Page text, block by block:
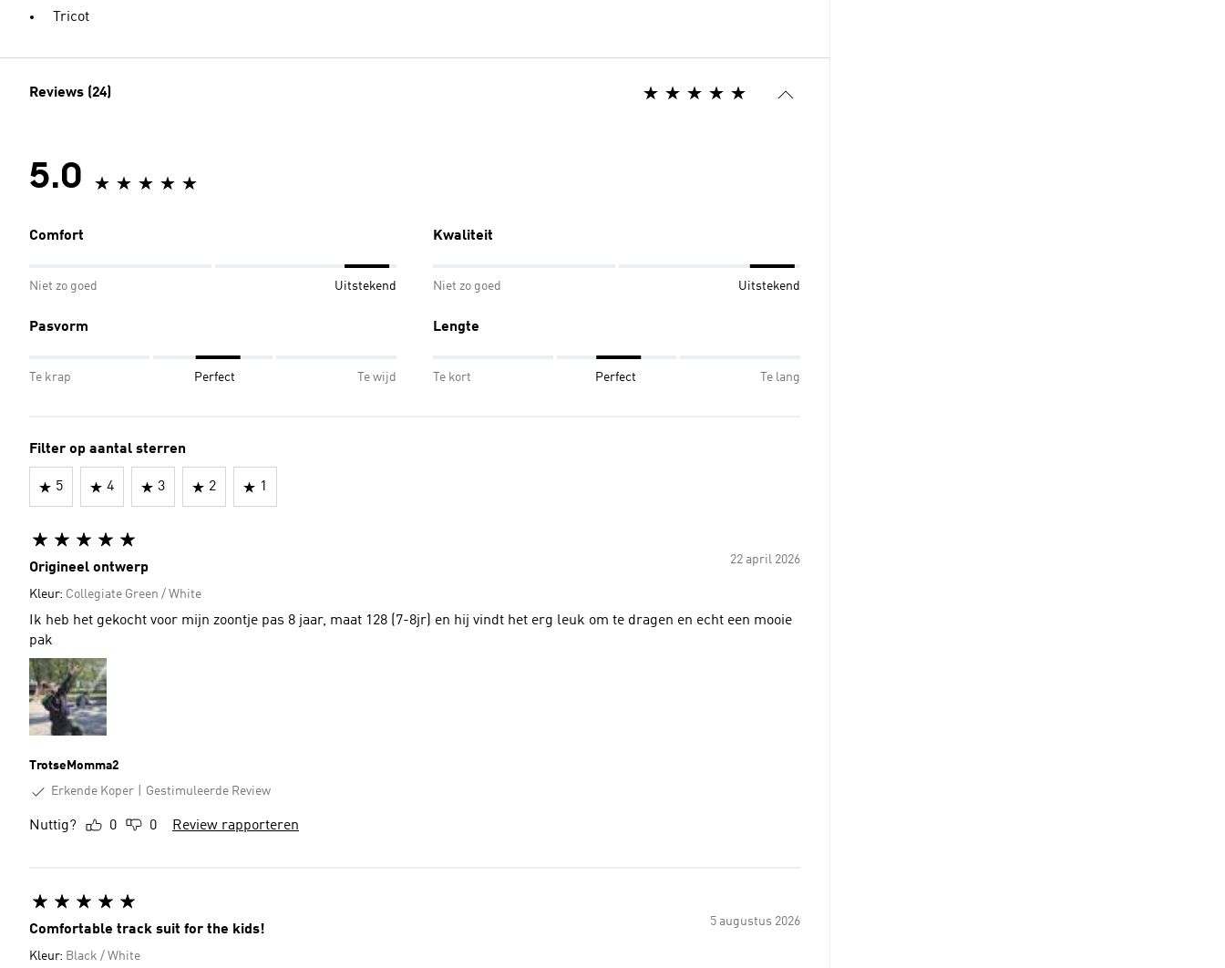
Tricot
Reviews (24)
5.0
Comfort
Niet zo goed Uitstekend
Kwaliteit
Niet zo goed Uitstekend
Pasvorm
Te krap Perfect Te wijd
Lengte
Te kort Perfect Te lang
Filter op aantal sterren
5 4 3 2 1
22 april 2026
Origineel ontwerp
Kleur: Collegiate Green / White
Ik heb het gekocht voor mijn zoontje pas 8 jaar, maat 128 (7-8jr) en hij vindt het erg leuk om te dragen en echt een mooie
pak
TrotseMomma2
Erkende Koper
Gestimuleerde Review
Nuttig? 0 0 Review rapporteren
5 augustus 2026
Comfortable track suit for the kids!
Kleur: Black / White